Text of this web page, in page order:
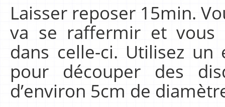
Laisser reposer 15min.
va se raffermir et vous
dans celle-ci. Utilisez
pour découper des
d’environ 5cm de